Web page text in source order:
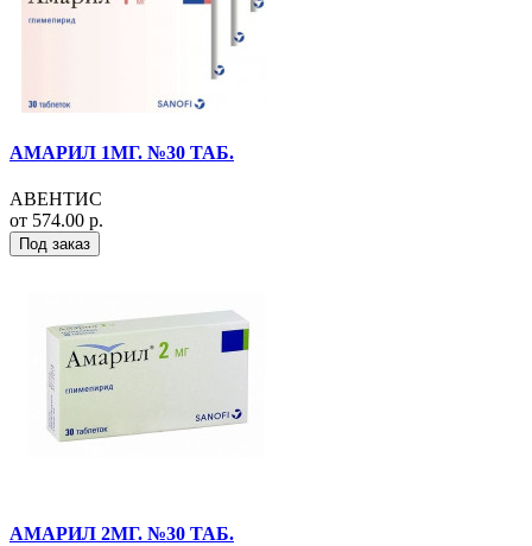
АМАРИЛ 1МГ. №30 ТАБ.
АВЕНТИС
от 574.00 р.
Под заказ
АМАРИЛ 2МГ. №30 ТАБ.